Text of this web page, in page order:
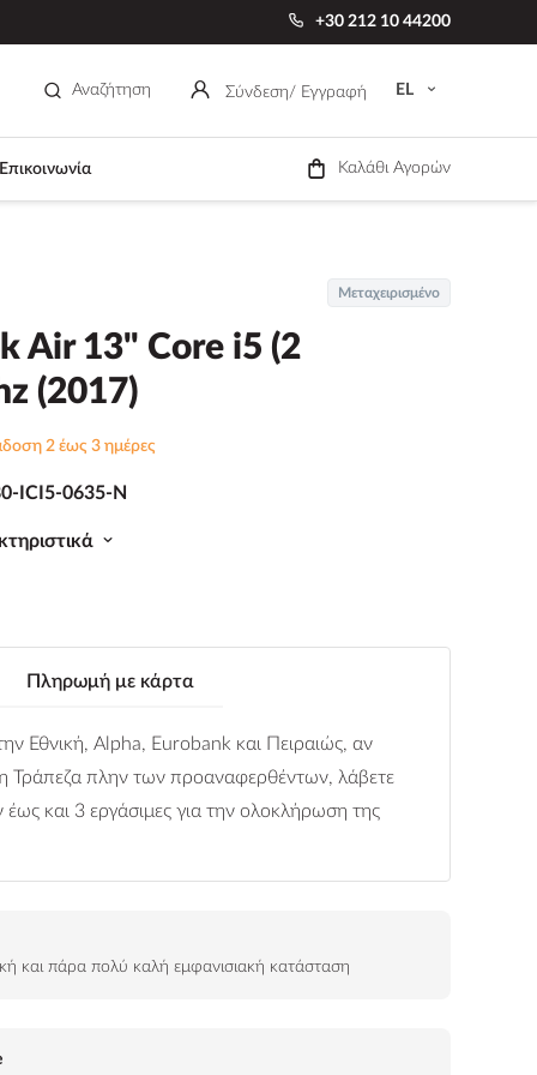
+30 212 10 44200
Αναζήτηση Σύνδεση/ Εγγραφή EL
Επικοινωνία Καλάθι Αγορών
Μεταχειρισμένο
Air 13" Core i5 (2
(2017)
2 έως 3 ημέρες
ICI5-0635-N
Πληρωμή με κάρτα
Εθνική, Alpha, Eurobank και Πειραιώς, αν
Τράπεζα πλην των προαναφερθέντων, λάβετε
και 3 εργάσιμες για την ολοκλήρωση της
και πάρα πολύ καλή εμφανισιακή κατάσταση